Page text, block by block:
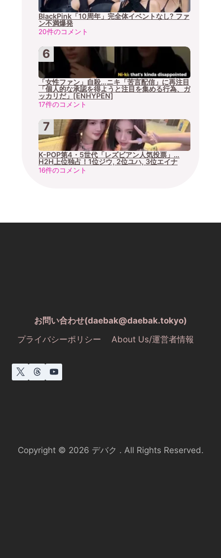
BlackPink「10周年」完全体イベントなし? ファ
ン不満爆発
20件のコメント
「女性ファン」自殺…ニキ「苦言配信」に再注目
「個人的な承認を得ようと注目を集める行為、ガ
ッカリだ」[ENHYPEN]
17件のコメント
K-POP第4・5世代「レズビアン人気投票」…
H2H上位独占！1位ジウ, 2位ユハ, 3位エイナ
16件のコメント
お問い合わせ(daebak@daebak.tokyo)
プライバシーポリシー
About Us/運営者情報
Copyright © 2026 デバク . All Rights Reserved.